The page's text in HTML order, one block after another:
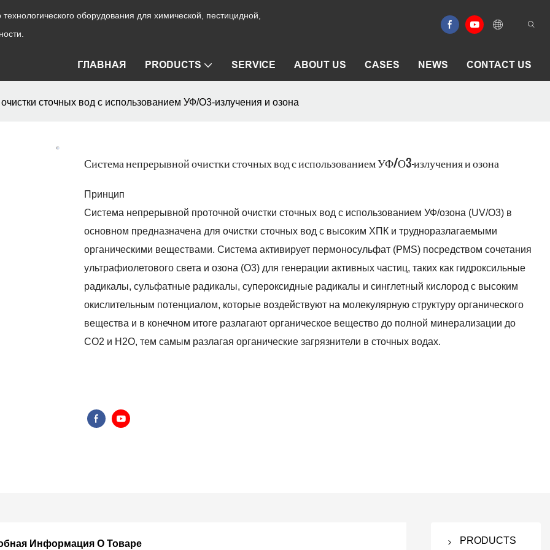
оборудования для химической, пестицидной,
ГЛАВНАЯ PRODUCTS SERVICE ABOUT US CASES NEWS CONTACT US
сточных вод с использованием УФ/О3-излучения и озона
Система непрерывной очистки сточных вод с использованием УФ/О3-излучения и озона
Принцип
Система непрерывной проточной очистки сточных вод с использованием УФ/озона (UV/O3) в
основном предназначена для очистки сточных вод с высоким ХПК и трудноразлагаемыми
органическими веществами. Система активирует пермоносульфат (PMS) посредством сочетания
ультрафиолетового света и озона (O3) для генерации активных частиц, таких как гидроксильные
радикалы, сульфатные радикалы, супероксидные радикалы и синглетный кислород с высоким
окислительным потенциалом, которые воздействуют на молекулярную структуру органического
вещества и в конечном итоге разлагают органическое вещество до полной минерализации до
CO2 и H2O, тем самым разлагая органические загрязнители в сточных водах.
Информация О Товаре PRODUCTS